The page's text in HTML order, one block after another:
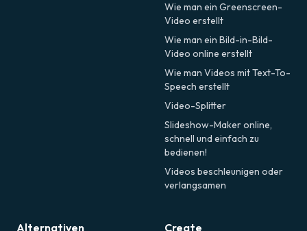
Wie man ein Greenscreen-
Video erstellt
Wie man ein Bild-in-Bild-
Video online erstellt
Wie man Videos mit Text-To-
Speech erstellt
Video-Splitter
Slideshow-Maker online,
schnell und einfach zu
bedienen!
Videos beschleunigen oder
verlangsamen
Alternativen Create